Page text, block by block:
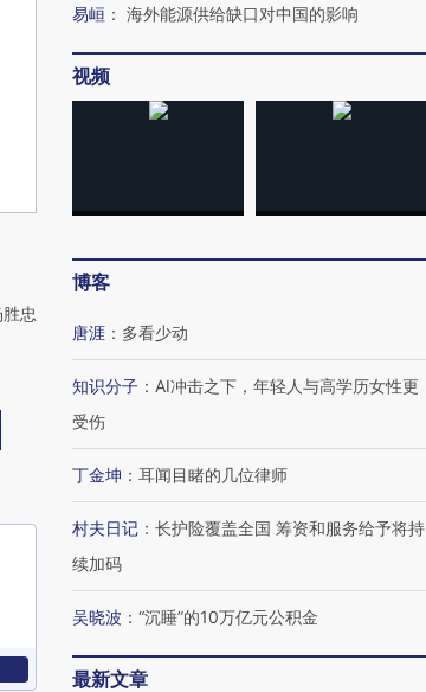
忠
易峘 ： 海外能源供给缺口对中国的影响
视频
博客
唐涯 ： 多看少动
知识分子 ： AI冲击之下，年轻人与高学历女性更
受伤
丁金坤 ： 耳闻目睹的几位律师
村夫日记 ： 长护险覆盖全国 筹资和服务给予将持
续加码
吴晓波 ： “沉睡”的10万亿元公积金
最新文章